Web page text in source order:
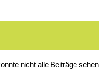
nicht alle Beiträge sehen